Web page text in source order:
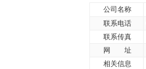
公司名称
联系电话
联系传真
网 址
相关信息